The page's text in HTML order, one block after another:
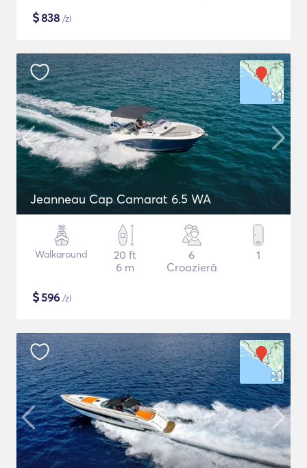
$838 /zi
Jeanneau Cap Camarat 6.5 WA
Walkaround
20 ft
6 m
6
Croazieră
1
$596 /zi